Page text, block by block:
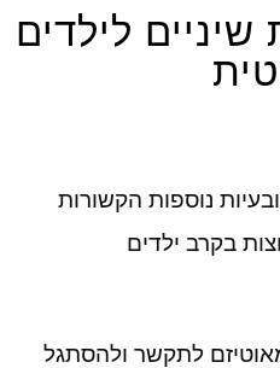
שיניים לילדים
נוספות הקשורות
בקרב ילדים
לתקשר ולהסתגל